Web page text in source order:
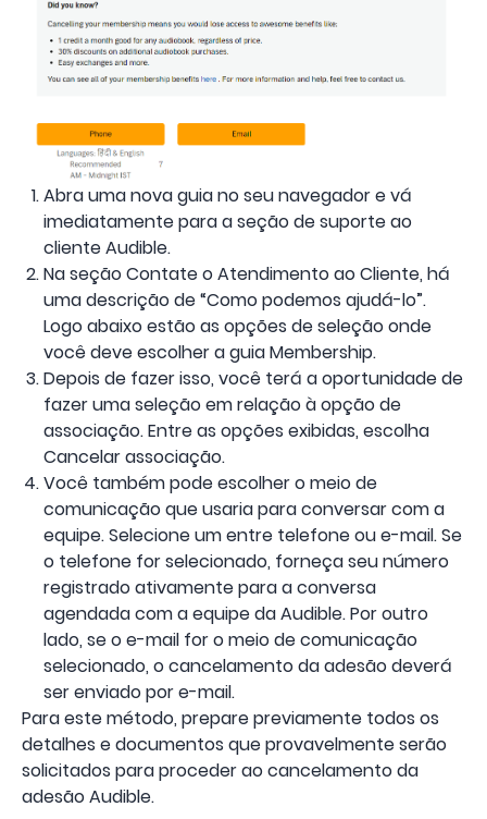
Abra uma nova guia no seu navegador e vá
imediatamente para a seção de suporte ao
cliente Audible.
Na seção Contate o Atendimento ao Cliente, há
uma descrição de “Como podemos ajudá-lo”.
Logo abaixo estão as opções de seleção onde
você deve escolher a guia Membership.
Depois de fazer isso, você terá a oportunidade de
fazer uma seleção em relação à opção de
associação. Entre as opções exibidas, escolha
Cancelar associação.
Você também pode escolher o meio de
comunicação que usaria para conversar com a
equipe. Selecione um entre telefone ou e-mail. Se
o telefone for selecionado, forneça seu número
registrado ativamente para a conversa
agendada com a equipe da Audible. Por outro
lado, se o e-mail for o meio de comunicação
selecionado, o cancelamento da adesão deverá
ser enviado por e-mail.
Para este método, prepare previamente todos os
detalhes e documentos que provavelmente serão
solicitados para proceder ao cancelamento da
adesão Audible.